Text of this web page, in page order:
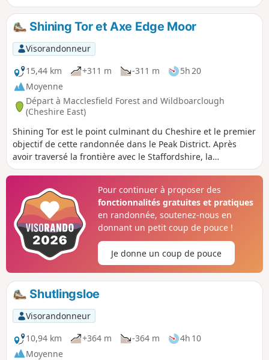
tranquilles pour explorer la région. Pour beaucoup, le point
fort sera Three Shires Head avec son pont pour chevaux de
bât et ses cascades.
Shining Tor et Axe Edge Moor
Visorandonneur
15,44 km
+311 m -311 m
5h 20
Moyenne
Départ à Macclesfield Forest and Wildboarclough
(Cheshire East)
Shining Tor est le point culminant du Cheshire et le premier
objectif de cette randonnée dans le Peak District. Après
avoir traversé la frontière avec le Staffordshire, la
randonnée continue à travers Axe Edge Moor, qui offre des
sentiers de lande élevée et il vaut mieux la faire par temps
clair.
Pour continuer à proposer des
fonctionnalités gratuites et pratiques
en randonnée, soutenez-nous en
donnant un petit coup de pouce !
Je donne un coup de pouce
Shutlingsloe
Visorandonneur
10,94 km
+364 m -364 m
4h 10
Moyenne